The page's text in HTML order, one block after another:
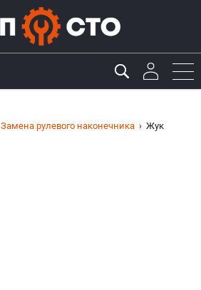
Замена рулевого наконечника Жук